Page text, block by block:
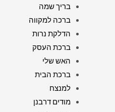
בריך שמה
ברכה למקווה
הדלקת נרות
ברכת העסק
האש שלי
ברכת הבית
למנצח
מודים דרבנן